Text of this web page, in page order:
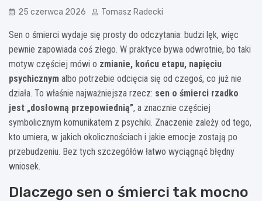
25 czerwca 2026 Tomasz Radecki
Sen o śmierci wydaje się prosty do odczytania: budzi lęk, więc
pewnie zapowiada coś złego. W praktyce bywa odwrotnie, bo taki
motyw częściej mówi o zmianie, końcu etapu, napięciu
psychicznym albo potrzebie odcięcia się od czegoś, co już nie
działa. To właśnie najważniejsza rzecz: sen o śmierci rzadko
jest „dosłowną przepowiednią”, a znacznie częściej
symbolicznym komunikatem z psychiki. Znaczenie zależy od tego,
kto umiera, w jakich okolicznościach i jakie emocje zostają po
przebudzeniu. Bez tych szczegółów łatwo wyciągnąć błędny
wniosek.
Dlaczego sen o śmierci tak mocno